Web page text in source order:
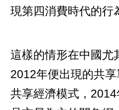
現第四消費時代的行
這樣的情形在中國尤
2012年便出現的共
共享經濟模式，